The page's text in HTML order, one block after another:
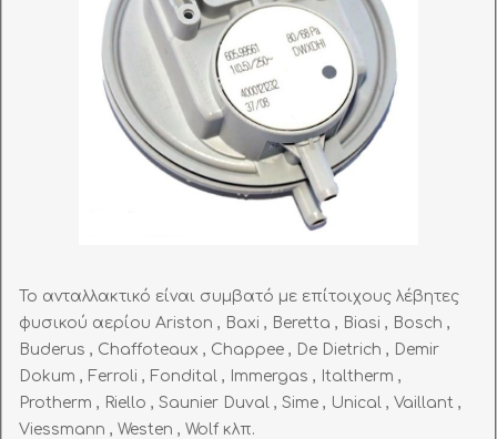
Το ανταλλακτικό είναι συμβατό με επίτοιχους λέβητες
φυσικού αερίου Ariston , Baxi , Beretta , Biasi , Bosch ,
Buderus , Chaffoteaux , Chappee , De Dietrich , Demir
Dokum , Ferroli , Fondital , Immergas , Italtherm ,
Protherm , Riello , Saunier Duval , Sime , Unical , Vaillant ,
Viessmann , Westen , Wolf κλπ.